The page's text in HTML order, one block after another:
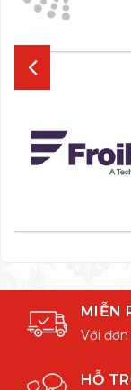
MIỄN
Với
HỖ